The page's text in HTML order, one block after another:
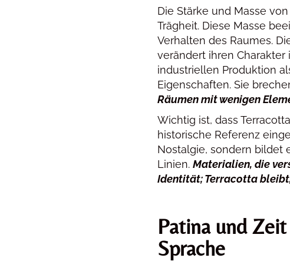
Die Stärke und Masse
Trägheit. Diese Masse
Verhalten des Raumes.
verändert ihren
industriellen Produktion
Eigenschaften. Sie
Räumen mit wenigen
Wichtig ist, dass
historische Referenz
Nostalgie, sondern bildet
Linien. Materialien, die
Identität; Terracotta
Patina und
Sprache